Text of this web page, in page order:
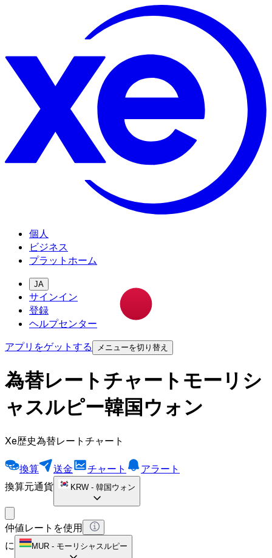
個人
ビジネス
プラットホーム
JA
サインイン
登録
ヘルプセンター
アプリをゲットする
メニューを切り替え
為替レートチャートモーリシ
ャスルピー韓国ウォン
Xe歴史為替レートチャート
換算 送金 チャート
アラート
換算元通貨
KRW - 韓国ウォン
仲値レートを使用
に
MUR - モーリシャスルピー